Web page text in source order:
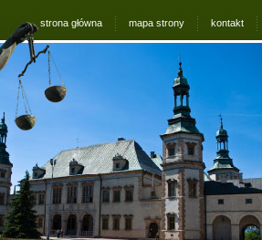
strona główna mapa strony kontakt